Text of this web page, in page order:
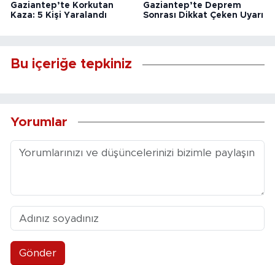
Gaziantep’te Korkutan
Kaza: 5 Kişi Yaralandı
Gaziantep’te Deprem
Sonrası Dikkat Çeken Uyarı
Bu içeriğe tepkiniz
Yorumlar
Gönder